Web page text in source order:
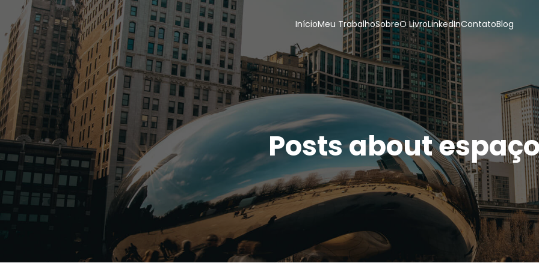
InícioMeu TrabalhoSobreO LivroLinkedInContatoBlog
Posts about